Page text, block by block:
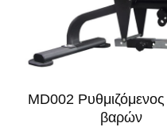
MD002
βαρών